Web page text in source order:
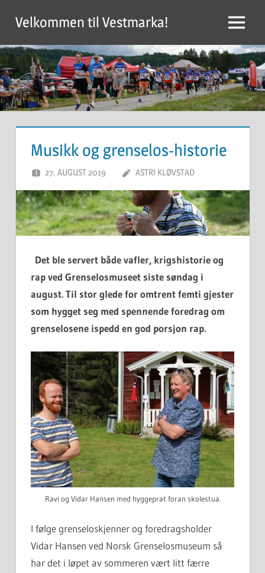
content
Velkommen til Vestmarka! Menu
Musikk og grenselos-historie
27. AUGUST 2019 ASTRI KLØVSTAD
Det ble servert både vafler, krigshistorie og
rap ved Grenselosmuseet siste søndag i
august. Til stor glede for omtrent femti gjester
som hygget seg med spennende foredrag om
grenselosene ispedd en god porsjon rap.
Ravi og Vidar Hansen med hyggeprat foran skolestua.
I følge grenseloskjenner og foredragsholder
Vidar Hansen ved Norsk Grenselosmuseum så
har det i løpet av sommeren vært litt færre